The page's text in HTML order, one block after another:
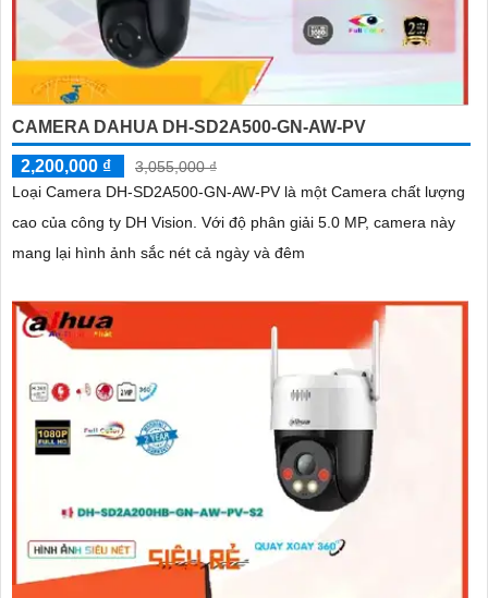
CAMERA DAHUA DH-SD2A500-GN-AW-PV
2,200,000 ₫
3,055,000 ₫
Loại Camera DH-SD2A500-GN-AW-PV là một Camera chất lượng
cao của công ty DH Vision. Với độ phân giải 5.0 MP, camera này
mang lại hình ảnh sắc nét cả ngày và đêm